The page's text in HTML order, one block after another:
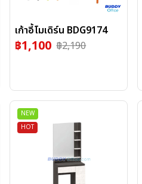
เก้าอี้โมเดิร์น BDG9174
฿1,100 ฿2,190
NEW
HOT